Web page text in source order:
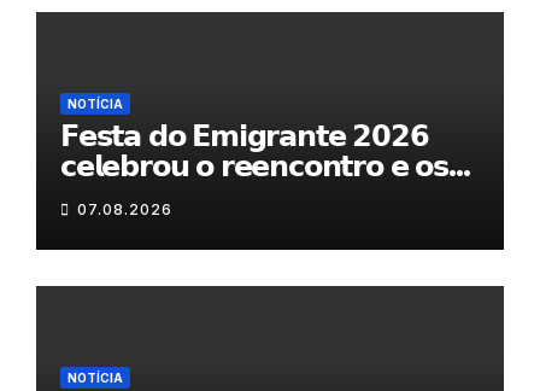
NOTÍCIA
𝗙𝗲𝘀𝘁𝗮 𝗱𝗼 𝗘𝗺𝗶𝗴𝗿𝗮𝗻𝘁𝗲 𝟮𝟬𝟮𝟲
𝗰𝗲𝗹𝗲𝗯𝗿𝗼𝘂 𝗼 𝗿𝗲𝗲𝗻𝗰𝗼𝗻𝘁𝗿𝗼 𝗲 𝗼𝘀
𝗹𝗮𝗰̧𝗼𝘀 𝗾𝘂𝗲 𝘂𝗻𝗲𝗺 𝗠𝘂𝗿𝗰̧𝗮
07.08.2026
NOTÍCIA